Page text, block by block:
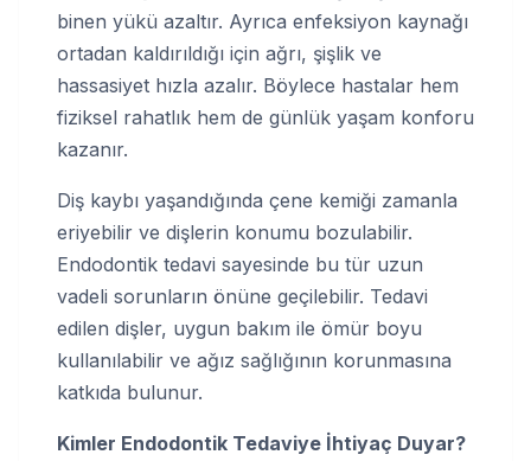
binen yükü azaltır. Ayrıca enfeksiyon kaynağı
ortadan kaldırıldığı için ağrı, şişlik ve
hassasiyet hızla azalır. Böylece hastalar hem
fiziksel rahatlık hem de günlük yaşam konforu
kazanır.
Diş kaybı yaşandığında çene kemiği zamanla
eriyebilir ve dişlerin konumu bozulabilir.
Endodontik tedavi sayesinde bu tür uzun
vadeli sorunların önüne geçilebilir. Tedavi
edilen dişler, uygun bakım ile ömür boyu
kullanılabilir ve ağız sağlığının korunmasına
katkıda bulunur.
Kimler Endodontik Tedaviye İhtiyaç Duyar?